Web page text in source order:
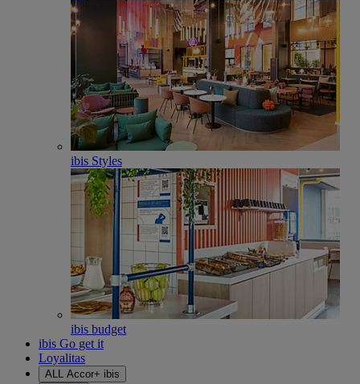
ibis Styles
ibis budget
ibis Go get it
Loyalitas
ALL Accor+ ibis